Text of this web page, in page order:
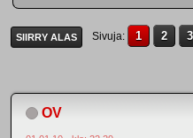
SIIRRY ALAS Sivuja 1 2 3
OV